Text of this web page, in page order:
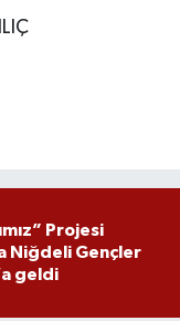
Projesi
Niğdeli Gençler
geldi